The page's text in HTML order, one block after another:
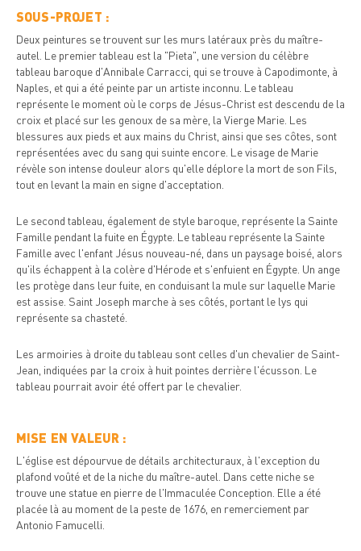
SOUS-PROJET :
Deux peintures se trouvent sur les murs latéraux près du maître-
autel. Le premier tableau est la "Pieta", une version du célèbre
tableau baroque d'Annibale Carracci, qui se trouve à Capodimonte, à
Naples, et qui a été peinte par un artiste inconnu. Le tableau
représente le moment où le corps de Jésus-Christ est descendu de la
croix et placé sur les genoux de sa mère, la Vierge Marie. Les
blessures aux pieds et aux mains du Christ, ainsi que ses côtes, sont
représentées avec du sang qui suinte encore. Le visage de Marie
révèle son intense douleur alors qu'elle déplore la mort de son Fils,
tout en levant la main en signe d'acceptation.
Le second tableau, également de style baroque, représente la Sainte
Famille pendant la fuite en Égypte. Le tableau représente la Sainte
Famille avec l'enfant Jésus nouveau-né, dans un paysage boisé, alors
qu'ils échappent à la colère d'Hérode et s'enfuient en Égypte. Un ange
les protège dans leur fuite, en conduisant la mule sur laquelle Marie
est assise. Saint Joseph marche à ses côtés, portant le lys qui
représente sa chasteté.
Les armoiries à droite du tableau sont celles d'un chevalier de Saint-
Jean, indiquées par la croix à huit pointes derrière l'écusson. Le
tableau pourrait avoir été offert par le chevalier.
MISE EN VALEUR :
L'église est dépourvue de détails architecturaux, à l'exception du
plafond voûté et de la niche du maître-autel. Dans cette niche se
trouve une statue en pierre de l'Immaculée Conception. Elle a été
placée là au moment de la peste de 1676, en remerciement par
Antonio Famucelli.